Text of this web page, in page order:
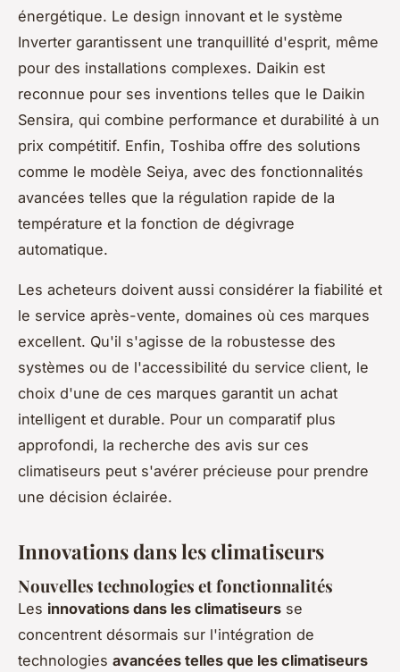
énergétique. Le design innovant et le système
Inverter garantissent une tranquillité d'esprit, même
pour des installations complexes. Daikin est
reconnue pour ses inventions telles que le Daikin
Sensira, qui combine performance et durabilité à un
prix compétitif. Enfin, Toshiba offre des solutions
comme le modèle Seiya, avec des fonctionnalités
avancées telles que la régulation rapide de la
température et la fonction de dégivrage
automatique.
Les acheteurs doivent aussi considérer la fiabilité et
le service après-vente, domaines où ces marques
excellent. Qu'il s'agisse de la robustesse des
systèmes ou de l'accessibilité du service client, le
choix d'une de ces marques garantit un achat
intelligent et durable. Pour un comparatif plus
approfondi, la recherche des avis sur ces
climatiseurs peut s'avérer précieuse pour prendre
une décision éclairée.
Innovations dans les climatiseurs
Nouvelles technologies et fonctionnalités
Les innovations dans les climatiseurs se
concentrent désormais sur l'intégration de
technologies avancées telles que les climatiseurs